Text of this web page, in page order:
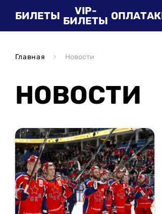
БИЛЕТЫ
VIP-
БИЛЕТЫ ОПЛАТА
Главная Новости
НОВОСТИ